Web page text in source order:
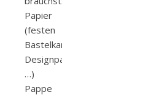
Papier
(festen
Bastelkarton,
Designpapier,
…)
Pappe